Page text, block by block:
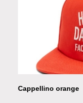
Cappellino orange